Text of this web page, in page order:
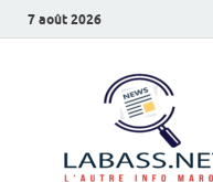
7 août 2026